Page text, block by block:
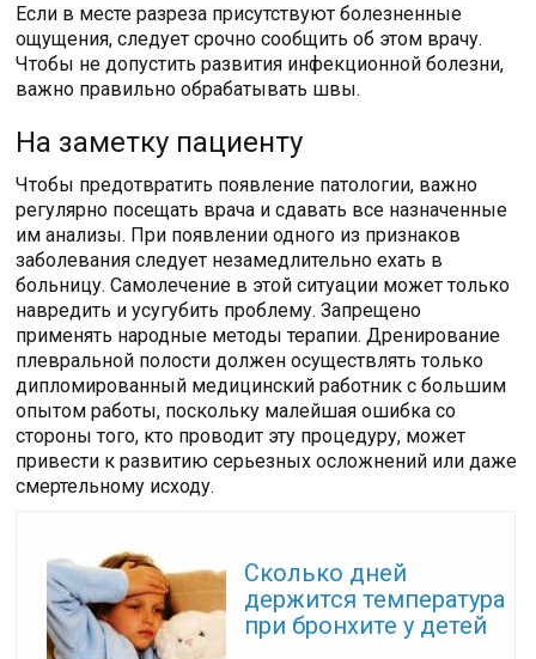
Если в месте разреза присутствуют болезненные
ощущения, следует срочно сообщить об этом врачу.
Чтобы не допустить развития инфекционной болезни,
важно правильно обрабатывать швы.
На заметку пациенту
Чтобы предотвратить появление патологии, важно
регулярно посещать врача и сдавать все назначенные
им анализы. При появлении одного из признаков
заболевания следует незамедлительно ехать в
больницу. Самолечение в этой ситуации может только
навредить и усугубить проблему. Запрещено
применять народные методы терапии. Дренирование
плевральной полости должен осуществлять только
дипломированный медицинский работник с большим
опытом работы, поскольку малейшая ошибка со
стороны того, кто проводит эту процедуру, может
привести к развитию серьезных осложнений или даже
смертельному исходу.
Сколько дней
держится температура
при бронхите у детей